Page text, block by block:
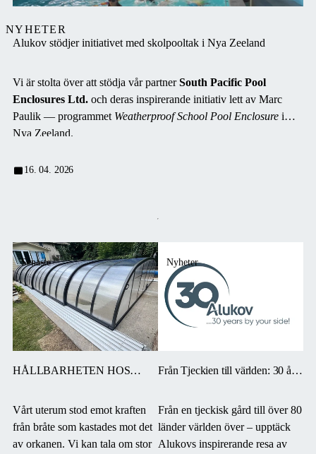
NYHETER
Alukov stödjer initiativet med skolpooltak i Nya Zeeland
Vi är stolta över att stödja vår partnerSouth Pacific Pool
Enclosures Ltd. och deras inspirerande initiativ lett av Marc
Paulik — programmet Weatherproof School Pool Enclosure i
Nya Zeeland.
16. 04. 2026
Senaste
HÅLLBARHETEN HOS
HEDERLIGT ARBETE. ”DET
BÄSTA KÖP JAG
NÅGONSIN GJORT”
Vårt uterum stod emot kraften
från bråte som kastades mot det
av orkanen. Vi kan tala om stor
Nyheter
Från Tjeckien till världen: 30 år
Från en tjeckisk gård till över 80
länder världen över – upptäck
Alukovs inspirerande resa av